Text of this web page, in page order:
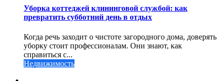
Уборка коттеджей клининговой службой: как
превратить субботний день в отдых
Когда речь заходит о чистоте загородного дома, доверять
уборку стоит профессионалам. Они знают, как
справиться с...
Недвижимость